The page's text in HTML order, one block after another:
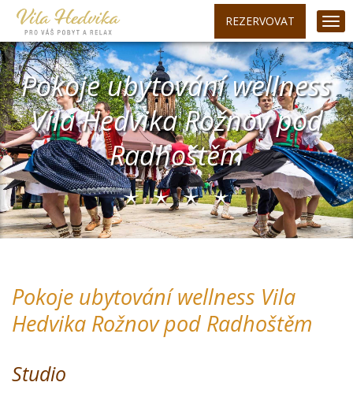
REZERVOVAT
Pokoje ubytování wellness
Vila Hedvika Rožnov pod
Radhoštěm
Pokoje ubytování wellness Vila
Hedvika Rožnov pod Radhoštěm
Studio